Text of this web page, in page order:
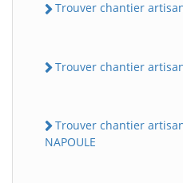
Trouver chantier artisan
Trouver chantier
Trouver chantier
NAPOULE